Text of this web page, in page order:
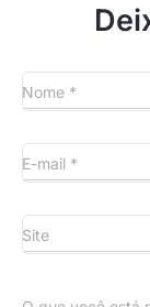
Nome *
E-mail *
Site